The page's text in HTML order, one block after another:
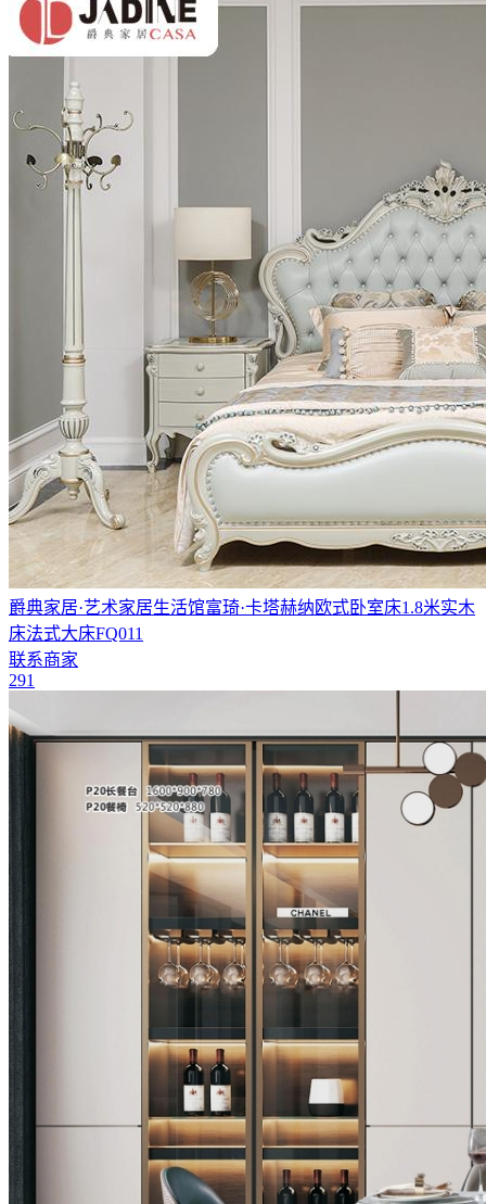
爵典家居·艺术家居生活馆富琦·卡塔赫纳欧式卧室床1.8米实木
床法式大床FQ011
联系商家
291